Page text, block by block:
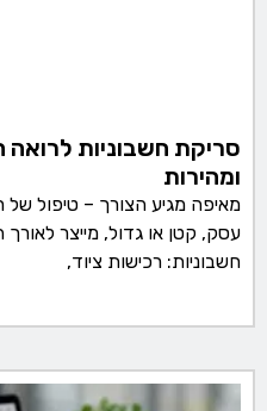
סריקת חשבוניות לרואה
ומהירות
מאיפה מגיע הצורך – טיפול של
עסק, קטן או גדול, מייצר
חשבוניות: רכישות ציוד,